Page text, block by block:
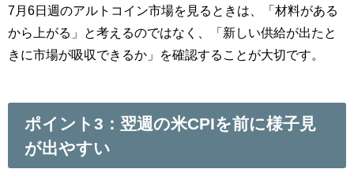
7月6日週のアルトコイン市場を見るときは、「材料がある
から上がる」と考えるのではなく、「新しい供給が出たと
きに市場が吸収できるか」を確認することが大切です。
ポイント3：翌週の米CPIを前に様子見
が出やすい